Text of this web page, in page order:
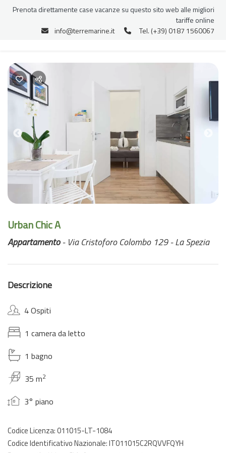
Previous
Urban Chic A
Appartamento- Via Cristoforo Colombo 129 - La Spezia
Descrizione
4 Ospiti
1 camera da letto
1 bagno
35 m2
3° piano
Codice Licenza: 011015-LT-1084
Codice Identificativo Nazionale: IT011015C2RQVVFQYH
Prenota direttamente case vacanze su questo sito web alle migliori
tariffe online
info@terremarine.it
Tel. (+39) 0187 1560067